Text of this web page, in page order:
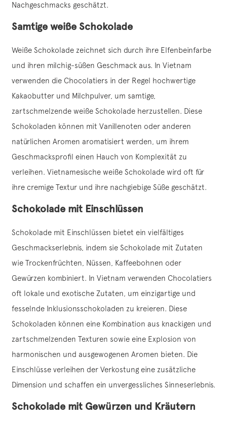
Nachgeschmacks geschätzt.
Samtige weiße Schokolade
Weiße Schokolade zeichnet sich durch ihre Elfenbeinfarbe
und ihren milchig-süßen Geschmack aus. In Vietnam
verwenden die Chocolatiers in der Regel hochwertige
Kakaobutter und Milchpulver, um samtige,
zartschmelzende weiße Schokolade herzustellen. Diese
Schokoladen können mit Vanillenoten oder anderen
natürlichen Aromen aromatisiert werden, um ihrem
Geschmacksprofil einen Hauch von Komplexität zu
verleihen. Vietnamesische weiße Schokolade wird oft für
ihre cremige Textur und ihre nachgiebige Süße geschätzt.
Schokolade mit Einschlüssen
Schokolade mit Einschlüssen bietet ein vielfältiges
Geschmackserlebnis, indem sie Schokolade mit Zutaten
wie Trockenfrüchten, Nüssen, Kaffeebohnen oder
Gewürzen kombiniert. In Vietnam verwenden Chocolatiers
oft lokale und exotische Zutaten, um einzigartige und
fesselnde Inklusionsschokoladen zu kreieren. Diese
Schokoladen können eine Kombination aus knackigen und
zartschmelzenden Texturen sowie eine Explosion von
harmonischen und ausgewogenen Aromen bieten. Die
Einschlüsse verleihen der Verkostung eine zusätzliche
Dimension und schaffen ein unvergessliches Sinneserlebnis.
Schokolade mit Gewürzen und Kräutern